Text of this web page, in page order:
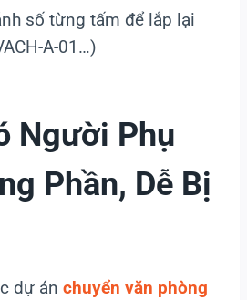
số từng tấm để lắp lại
A-01…)
Người Phụ
Phần, Dễ Bị
dự án chuyển văn phòng